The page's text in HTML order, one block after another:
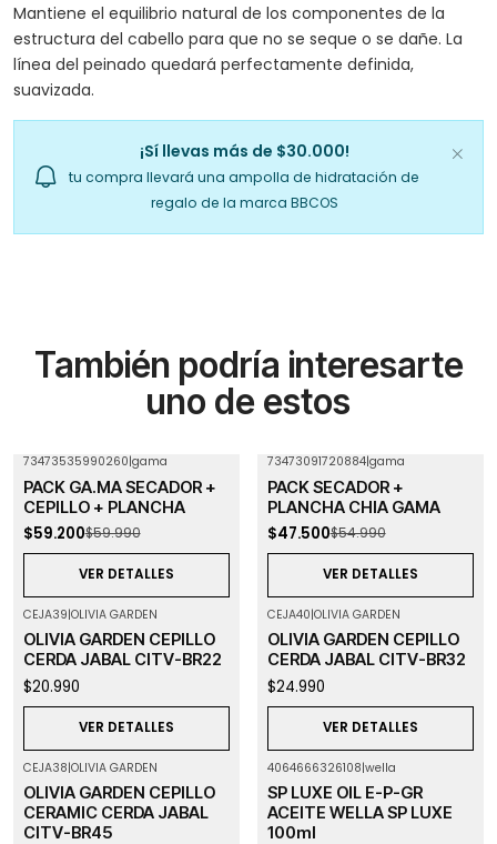
Mantiene el equilibrio natural de los componentes de la
estructura del cabello para que no se seque o se dañe. La
línea del peinado quedará perfectamente definida,
suavizada.
¡Sí llevas más de $30.000!
tu compra llevará una ampolla de hidratación de
regalo de la marca BBCOS
También podría interesarte
uno de estos
Agotado
73473535990260|gama
PACK GA.MA SECADOR +
CEPILLO + PLANCHA
$59.200$59.990
VER DETALLES
Agotado
73473091720884|gama
PACK SECADOR +
PLANCHA CHIA GAMA
$47.500$54.990
VER DETALLES
CEJA39|OLIVIA GARDEN
OLIVIA GARDEN CEPILLO
CERDA JABAL CITV-BR22
$20.990
VER DETALLES
CEJA40|OLIVIA GARDEN
OLIVIA GARDEN CEPILLO
CERDA JABAL CITV-BR32
$24.990
VER DETALLES
CEJA38|OLIVIA GARDEN
OLIVIA GARDEN CEPILLO
CERAMIC CERDA JABAL
CITV-BR45
4064666326108|wella
SP LUXE OIL E-P-GR
ACEITE WELLA SP LUXE
100ml